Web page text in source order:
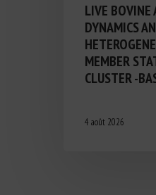
LIVE BOVINE
DYNAMICS
MEMBER
CLUSTER -
4 août 2026